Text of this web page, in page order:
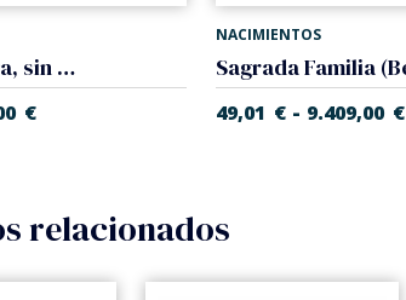
Pastor que tira, sin carnero (Belen Casales)
€
NACIMIENTOS
49,01 €- 9.409,00 €
relacionados